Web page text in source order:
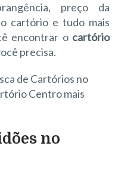
preço da
cartório e tudo mais
encontrar o cartório
precisa.
de Cartórios no
Centro mais
no